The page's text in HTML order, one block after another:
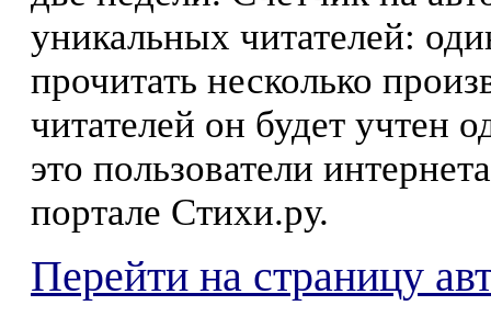
уникальных читателей:
прочитать несколько
читателей он будет учтен
это пользователи
портале Стихи.ру.
Перейти на страницу